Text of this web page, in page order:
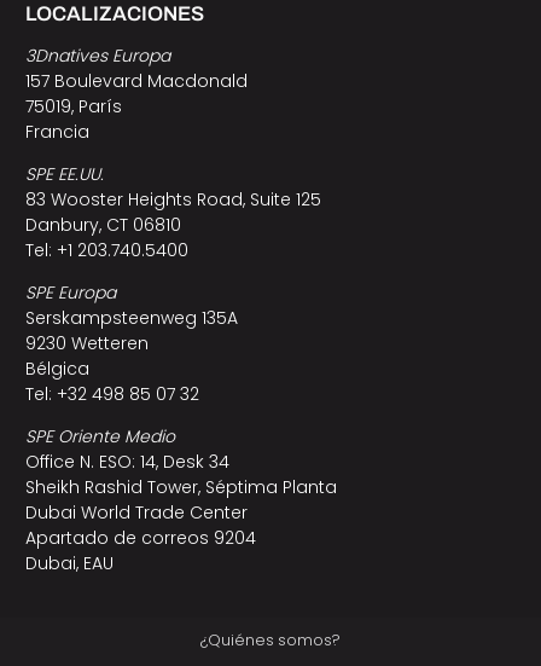
LOCALIZACIONES
3Dnatives Europa
157 Boulevard Macdonald
75019, París
Francia
SPE EE.UU.
83 Wooster Heights Road, Suite 125
Danbury, CT 06810
Tel: +1 203.740.5400
SPE Europa
Serskampsteenweg 135A
9230 Wetteren
Bélgica
Tel: +32 498 85 07 32
SPE Oriente Medio
Office N. ESO: 14, Desk 34
Sheikh Rashid Tower, Séptima Planta
Dubai World Trade Center
Apartado de correos 9204
Dubai, EAU
¿Quiénes somos?